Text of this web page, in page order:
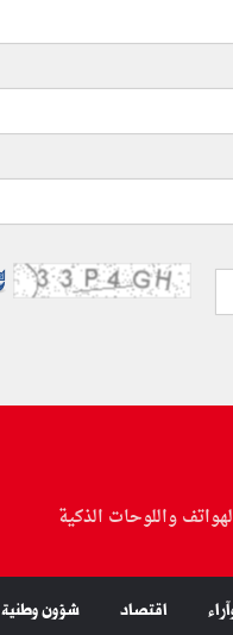
واللوحات الذكية
اقتصاد شؤون وطنية